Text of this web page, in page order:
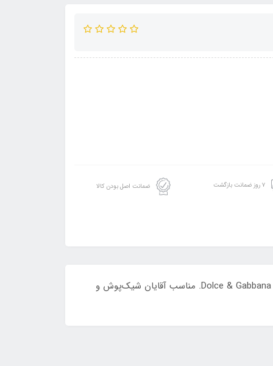
۷ روز ضمانت بازگشت ضمانت اصل بودن کالا
عطر ادکلن جانوین The One لیله فاخره (Johnwin The One Leilat Fakhira) رایحه‌ای گرم، شیرین و شرقی با الهام از Dolce & Gabbana The One. مناسب آقایان شیک‌پوش و